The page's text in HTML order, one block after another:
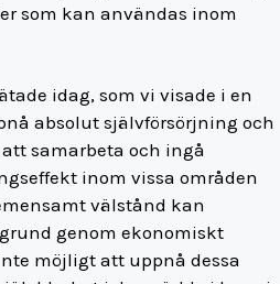
som kan användas inom
idag, som vi visade i en
absolut självförsörjning och
samarbeta och ingå
inom vissa områden
välstånd kan
genom ekonomiskt
möjligt att uppnå dessa